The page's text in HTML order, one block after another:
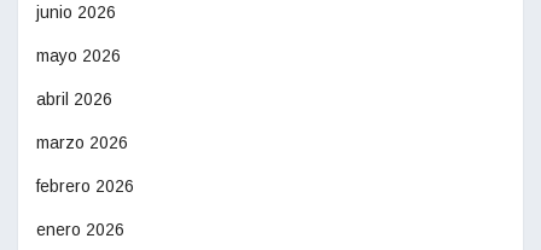
junio 2026
mayo 2026
abril 2026
marzo 2026
febrero 2026
enero 2026